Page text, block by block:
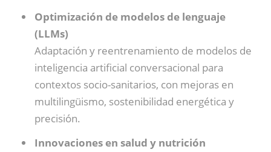
Optimización de modelos de lenguaje
(LLMs)
Adaptación y reentrenamiento de modelos de
inteligencia artificial conversacional para
contextos socio-sanitarios, con mejoras en
multilingüismo, sostenibilidad energética y
precisión.
Innovaciones en salud y nutrición